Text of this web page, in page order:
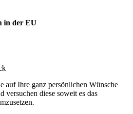
in der EU
auf Ihre ganz persönlichen Wünsche
versuchen diese soweit es das